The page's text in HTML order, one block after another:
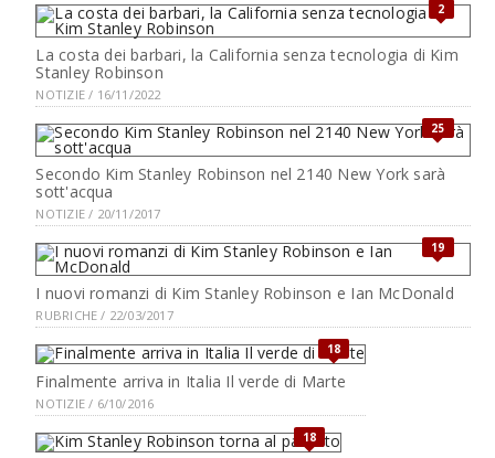
2
La costa dei barbari, la California senza tecnologia di Kim
Stanley Robinson
NOTIZIE / 16/11/2022
25
Secondo Kim Stanley Robinson nel 2140 New York sarà
sott'acqua
NOTIZIE / 20/11/2017
19
I nuovi romanzi di Kim Stanley Robinson e Ian McDonald
RUBRICHE / 22/03/2017
18
Finalmente arriva in Italia Il verde di Marte
NOTIZIE / 6/10/2016
18